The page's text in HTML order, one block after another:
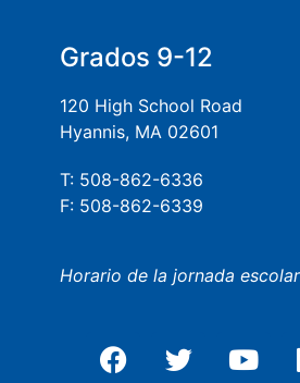
Grados 9-12
120 High School Road
Hyannis, MA 02601
T: 508-862-6336
F: 508-862-6339
Horario de la jornada